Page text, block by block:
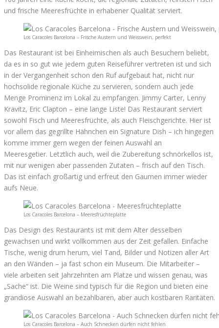
und frische Meeresfrüchte in erhabener Qualität serviert.
Los Caracoles Barcelona – Frische Austern und Weisswein, perfekt
Das Restaurant ist bei Einheimischen als auch Besuchern beliebt,
da es in so gut wie jedem guten Reiseführer vertreten ist und sich
in der Vergangenheit schon den Ruf aufgebaut hat, nicht nur
hochsolide regionale Küche zu servieren, sondern auch jede
Menge Prominenz im Lokal zu empfangen. Jimmy Carter, Lenny
Kravitz, Eric Clapton – eine lange Liste! Das Restaurant serviert
sowohl Fisch und Meeresfrüchte, als auch Fleischgerichte. Hier ist
vor allem das gegrillte Hähnchen ein Signature Dish – ich hingegen
komme immer gern wegen der feinen Auswahl an
Meeresgetier. Letztlich auch, weil die Zubereitung schnörkellos ist,
mit nur wenigen aber passenden Zutaten – frisch auf den Tisch.
Das ist einfach großartig und erfreut den Gaumen immer wieder
aufs Neue.
Los Caracoles Barcelona – Meeresfrüchteplatte
Das Design des Restaurants ist mit dem Alter desselben
gewachsen und wirkt vollkommen aus der Zeit gefallen. Einfache
Tische, wenig drum herum, viel Tand, Bilder und Notizen aller Art
an den Wänden – ja fast schon ein Museum. Die Mitarbeiter –
viele arbeiten seit Jahrzehnten am Platze und wissen genau, was
„Sache“ ist. Die Weine sind typisch für die Region und bieten eine
grandiose Auswahl an bezahlbaren, aber auch kostbaren Raritäten.
Los Caracoles Barcelona – Auch Schnecken dürfen nicht fehlen